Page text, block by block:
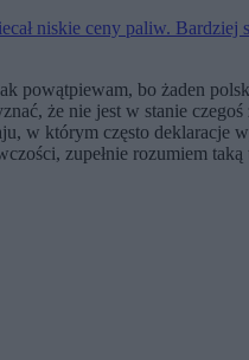
niskie ceny paliw. Bardziej
powątpiewam, bo żaden
że nie jest w stanie czegoś
w którym często deklaracje
zupełnie rozumiem taką